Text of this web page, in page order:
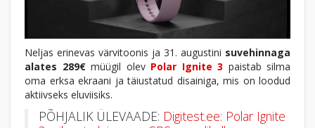
Neljas erinevas värvitoonis ja 31. augustini suvehinnaga
alates 289€müügil olev Polar Ignite 3 paistab silma
oma erksa ekraani ja täiustatud disainiga, mis on loodud
aktiivseks eluviisiks.
PÕHJALIK ÜLEVAADE: Digitest.ee: Polar Ignite